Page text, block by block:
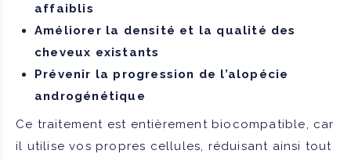
affaiblis
Améliorer la densité et la qualité des
cheveux existants
Prévenir la progression de l’alopécie
androgénétique
Ce traitement est entièrement biocompatible, car
il utilise vos propres cellules, réduisant ainsi tout